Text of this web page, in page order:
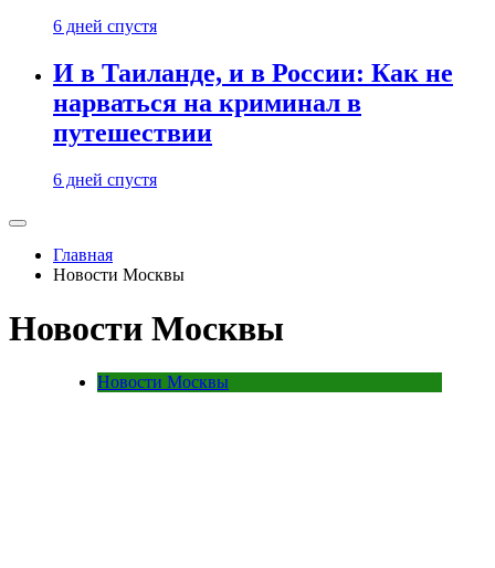
6 дней спустя
И в Таиланде, и в России: Как не
нарваться на криминал в
путешествии
6 дней спустя
Главная
Новости Москвы
Новости Москвы
Новости Москвы